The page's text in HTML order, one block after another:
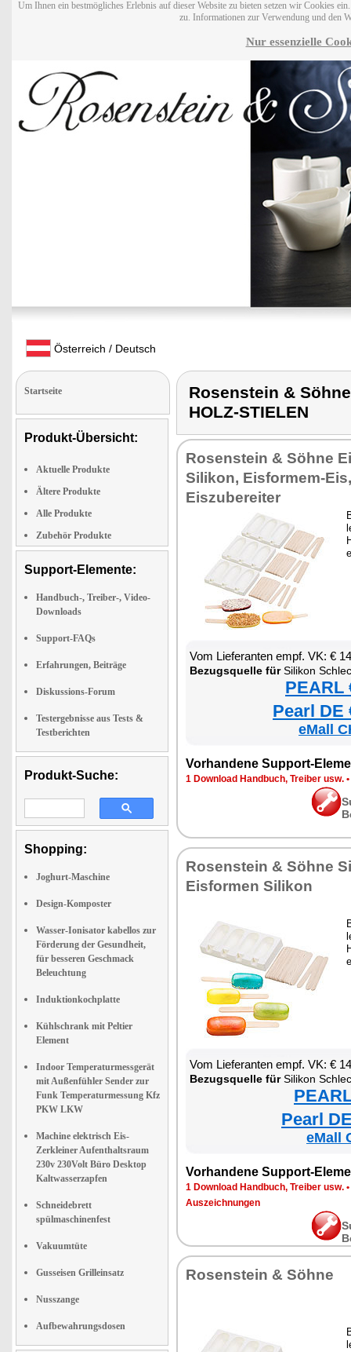
Um Ihnen ein bestmögliches Erlebnis auf dieser Website zu bieten setzen wir Cookies
zu. Informationen zur Verwendung und den
Nur essenzielle
Österreich / Deutsch
Startseite
Produkt-Übersicht:
Aktuelle Produkte
Ältere Produkte
Alle Produkte
Zubehör Produkte
Support-Elemente:
Handbuch-, Treiber-, Video-
Downloads
Support-FAQs
Erfahrungen, Beiträge
Diskussions-Forum
Testergebnisse aus Tests &
Testberichten
Produkt-Suche:
Shopping:
Joghurt-Maschine
Design-Komposter
Wasser-Ionisator kabellos zur
Förderung der Gesundheit,
für besseren Geschmack
Beleuchtung
Induktionkochplatte
Kühlschrank mit Peltier
Element
Indoor Temperaturmessgerät
mit Außenfühler Sender zur
Funk Temperaturmessung Kfz
PKW LKW
Machine elektrisch Eis-
Zerkleiner Aufenthaltsraum
230v 230Volt Büro Desktop
Kaltwasserzapfen
Schneidebrett
spülmaschinenfest
Vakuumtüte
Gusseisen Grilleinsatz
Nusszange
Aufbewahrungsdosen
Rosenstein &
HOLZ-STIELEN
Rosenstein & Söhne
Silikon, Eisformem-Eis,
Eiszubereiter
Vom Lieferanten empf. VK: €
Bezugsquelle fürSilikon Schleck-
PEARL
Pearl DE
eMall
Vorhandene Support-
1 Download Handbuch, Treiber usw. •
Rosenstein & Söhne
Eisformen Silikon
Vom Lieferanten empf. VK: €
Bezugsquelle fürSilikon Schleck-
Pearl
eMall
Vorhandene Support-
1 Download Handbuch, Treiber usw. •
Auszeichnungen
Rosenstein & Söhne